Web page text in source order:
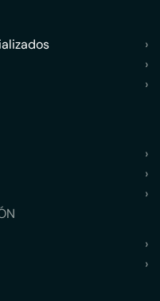
›
›
›
›
›
›
›
›